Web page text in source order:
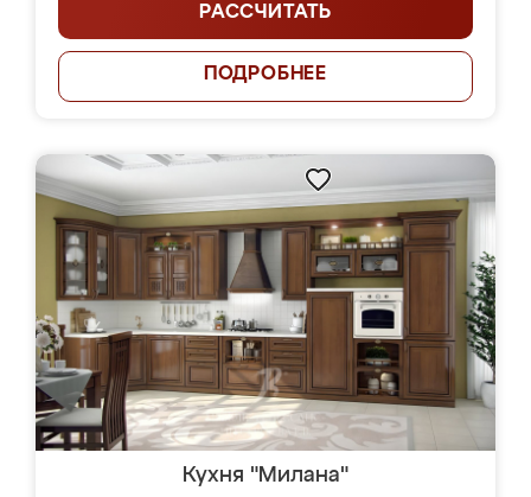
РАССЧИТАТЬ
ПОДРОБНЕЕ
Кухня "Милана"